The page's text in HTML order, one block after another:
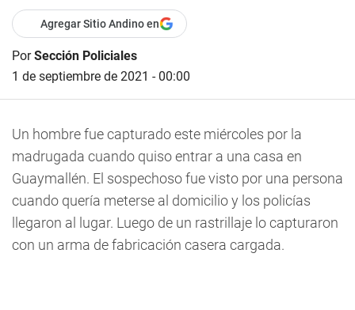
Agregar Sitio Andino en
PorSección Policiales
1 de septiembre de 2021 - 00:00
Un hombre fue capturado este miércoles por la
madrugada cuando quiso entrar a una casa en
Guaymallén. El sospechoso fue visto por una persona
cuando quería meterse al domicilio y los policías
llegaron al lugar. Luego de un rastrillaje lo capturaron
con un arma de fabricación casera cargada.